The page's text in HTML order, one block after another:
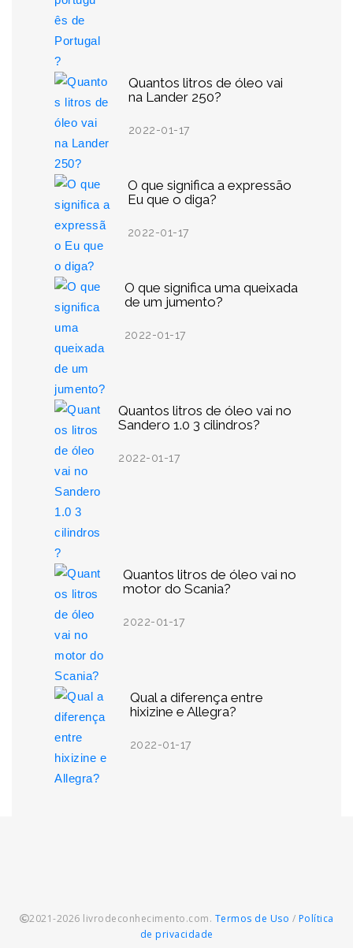
Quantos litros de óleo vai
na Lander 250?
2022-01-17
O que significa a expressão
Eu que o diga?
2022-01-17
O que significa uma queixada
de um jumento?
2022-01-17
Quantos litros de óleo vai no
Sandero 1.0 3 cilindros?
2022-01-17
Quantos litros de óleo vai no
motor do Scania?
2022-01-17
Qual a diferença entre
hixizine e Allegra?
2022-01-17
2021-2026 livrodeconhecimento.com. Termos de Uso / Política
de privacidade